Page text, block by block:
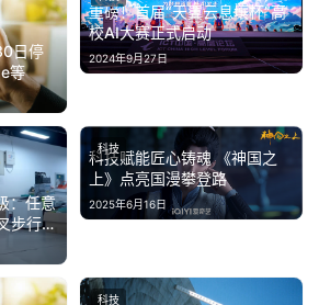
日停
等
重磅！首届“天翼云息壤杯”高
校AI大赛正式启动
2024年9月27日
：任意
步行云
科技赋能匠心铸魂 《神国之
上》点亮国漫攀登路
2025年6月16日
科技
科技